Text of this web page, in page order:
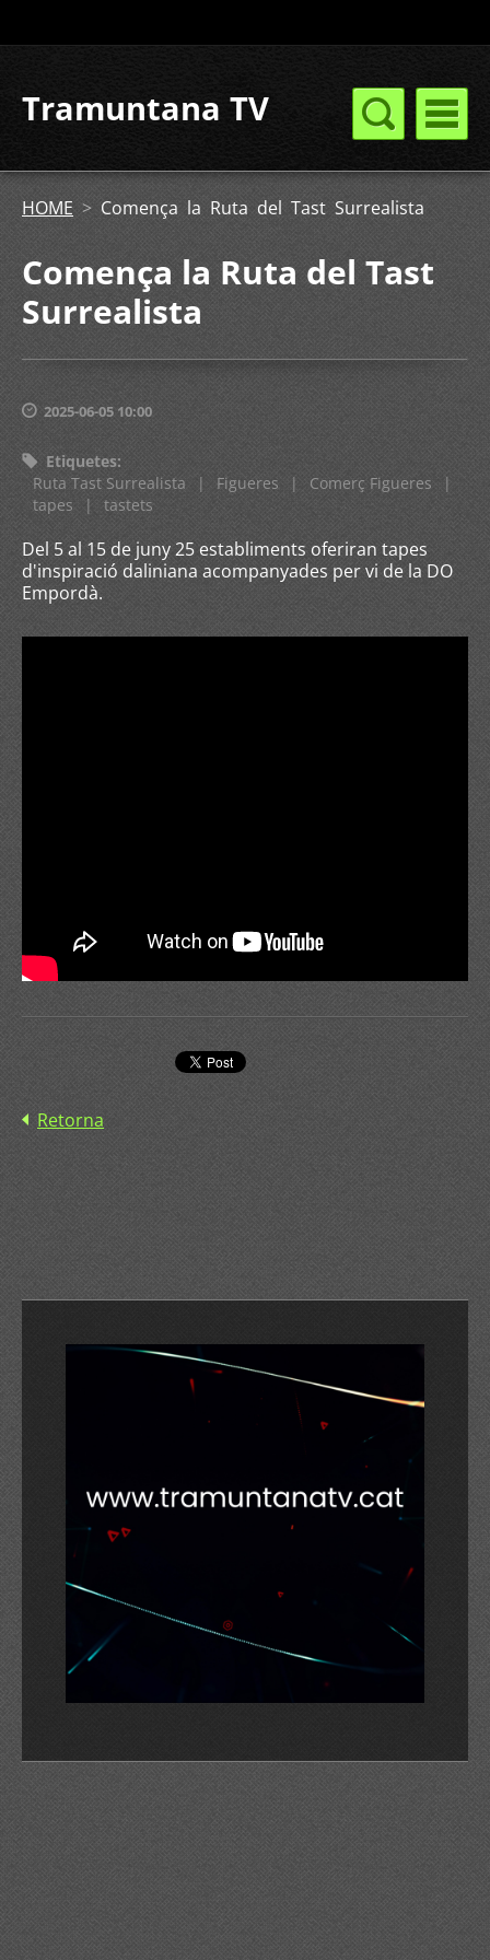
Tramuntana TV
HOME > Comença la Ruta del Tast Surrealista
Comença la Ruta del Tast
Surrealista
2025-06-05 10:00
Etiquetes:
Ruta Tast Surrealista
| Figueres | Comerç Figueres
|
tapes
| tastets
Del 5 al 15 de juny 25 establiments oferiran tapes
d'inspiració daliniana acompanyades per vi de la DO
Empordà.
Retorna